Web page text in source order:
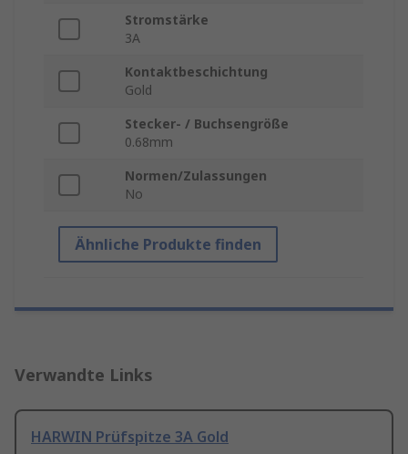
Stromstärke
3A
Kontaktbeschichtung
Gold
Stecker- / Buchsengröße
0.68mm
Normen/Zulassungen
No
Ähnliche Produkte finden
Verwandte Links
HARWIN Prüfspitze 3A Gold